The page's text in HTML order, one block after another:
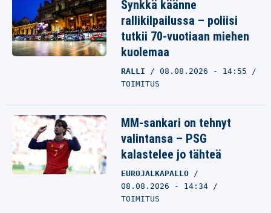
Synkkä käänne
rallikilpailussa – poliisi
tutkii 70-vuotiaan miehen
kuolemaa
RALLI
08.08.2026 - 14:55
TOIMITUS
MM-sankari on tehnyt
valintansa – PSG
kalastelee jo tähteä
EUROJALKAPALLO
08.08.2026 - 14:34
TOIMITUS